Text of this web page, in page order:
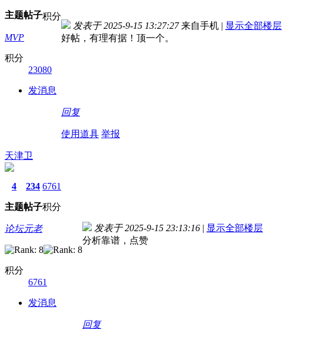
主题帖子积分
MVP
积分
23080
发消息
发表于 2025-9-15 13:27:27 来自手机 | 显示全部楼层
好帖，有理有据！顶一个。
回复
使用道具 举报
天津卫
4
主题
234
帖子
6761
积分
论坛元老
积分
6761
发消息
发表于 2025-9-15 23:13:16 | 显示全部楼层
分析靠谱，点赞
回复